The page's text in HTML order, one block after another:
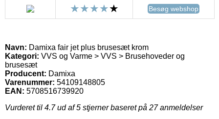
Besøg webshop
Navn: Damixa fair jet plus brusesæt krom
Kategori: VVS og Varme > VVS > Brusehoveder og
brusesæt
Producent: Damixa
Varenummer: 54109148805
EAN: 5708516739920
Vurderet til 4.7ud af 5 stjerner baseret på 27anmeldelser